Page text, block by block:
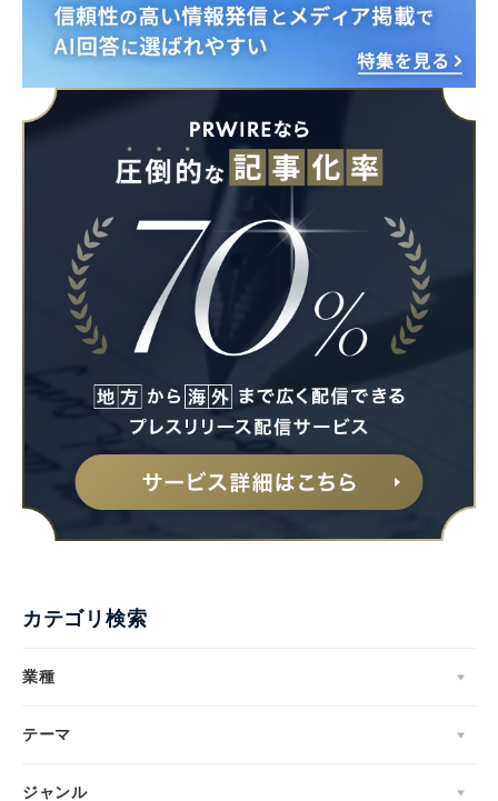
カテゴリ検索
業種
テーマ
ジャンル